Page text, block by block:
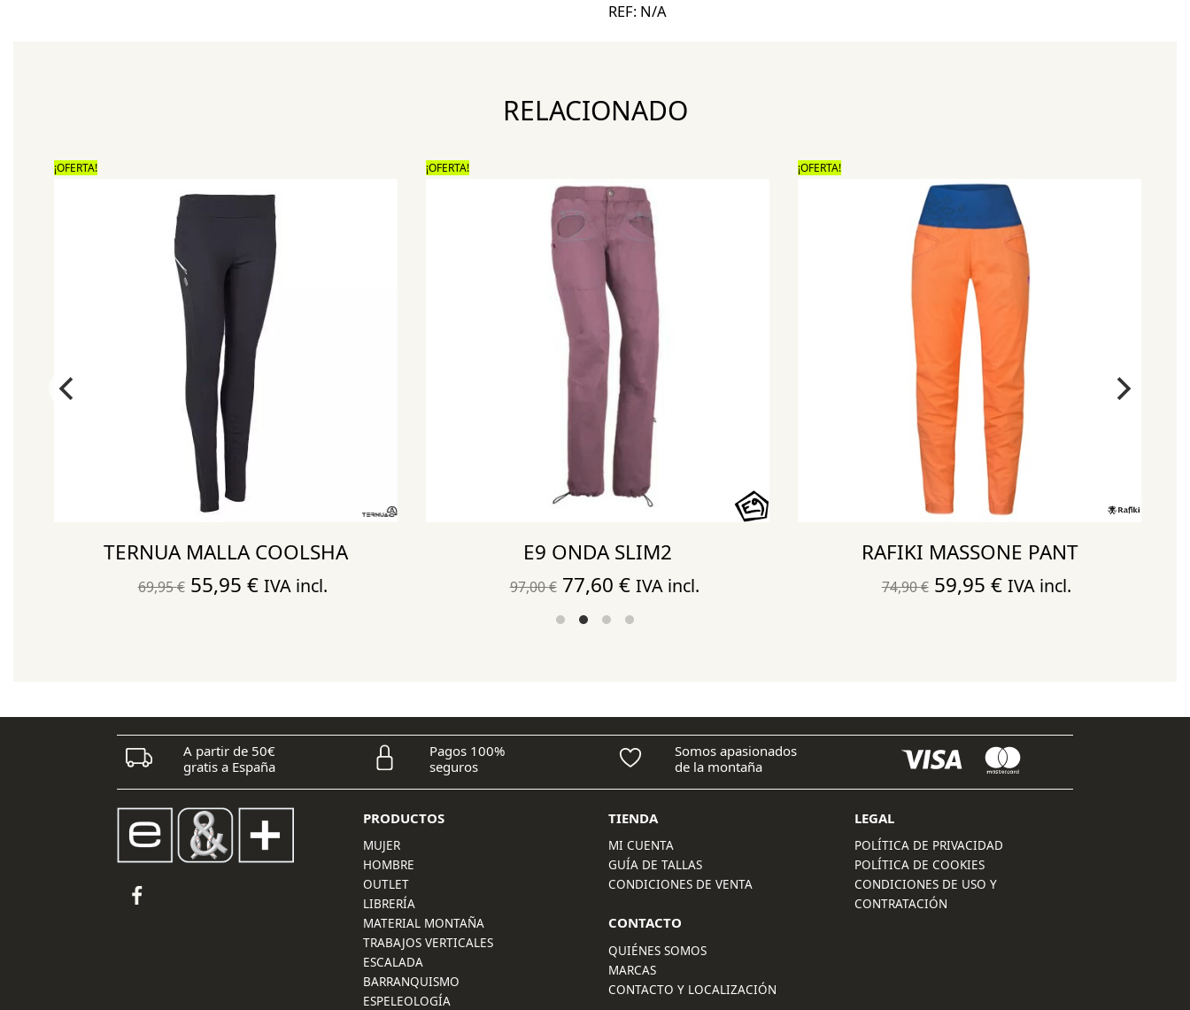
REF: N/A
RELACIONADO
¡OFERTA!
TERNUA MALLA COOLSHA
69,95€ El
55,95 €El
IVA incl.
¡OFERTA!
E9 ONDA SLIM2
97,00€ El
precio
77,60 €El
precio
IVA incl.
¡OFERTA!
RAFIKI MASSONE PANT
74,90€ El
59,95 €El
IVA incl.
A partir de 50€
gratis a España
Pagos 100%
seguros
Somos apasionados
de la montaña
PRODUCTOS
MUJER
HOMBRE
OUTLET
LIBRERÍA
MATERIAL MONTAÑA
TRABAJOS VERTICALES
ESCALADA
BARRANQUISMO
ESPELEOLOGÍA
TIENDA
MI CUENTA
GUÍA DE TALLAS
CONDICIONES DE VENTA
CONTACTO
QUIÉNES SOMOS
MARCAS
CONTACTO Y LOCALIZACIÓN
LEGAL
POLÍTICA DE PRIVACIDAD
POLÍTICA DE COOKIES
CONDICIONES DE USO Y
CONTRATACIÓN